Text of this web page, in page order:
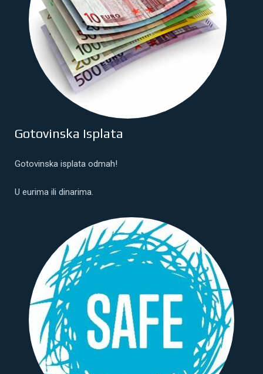
Gotovinska Isplata
Gotovinska isplata odmah!
U eurima ili dinarima.